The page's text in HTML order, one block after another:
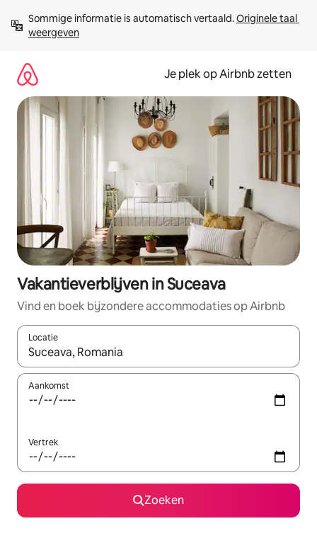
direct
naar
Sommige informatie is automatisch vertaald. Originele taal
weergeven
Je plek op Airbnb zetten
Vakantieverblijven in Suceava
Vind en boek bijzondere accommodaties op Airbnb
Locatie
Wanneer er resultaten beschikbaar zijn, maak je een keuze
Aankomst
Vertrek
Zoeken